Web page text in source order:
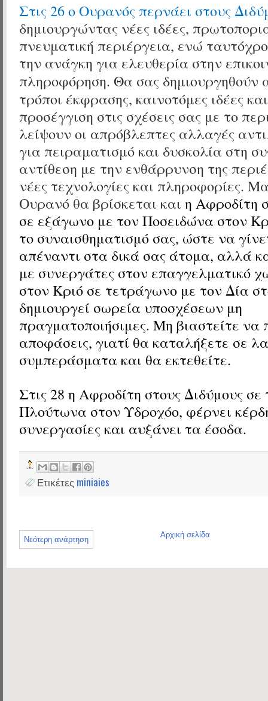
Στις 26 ο Ουρανός περνάει στους
δημιουργώντας νέες ιδέες,
πνευματική περιέργεια, ενώ
την ανάγκη για ελευθερία στην
πληροφόρηση. Θα σας δημιουργηθούν
τρόποι έκφρασης, καινοτόμες ιδέες
προσέγγιση στις σχέσεις σας με το
λείψουν οι απρόβλεπτες αλλαγές
για πειραματισμό και δυσκολία στη
αντίθεση με την ενθάρρυνση της
νέες τεχνολογίες και πληροφορίες.
Ουρανό θα βρίσκεται και η Αφροδίτη
σε εξάγωνο με τον Ποσειδώνα στον
το συναισθηματισμό σας, ώστε να
απέναντι στα δικά σας άτομα, αλλά
με συνεργάτες στον επαγγελματικό
στον Κριό σε τετράγωνο με τον Δία
δημιουργεί σωρεία υποσχέσεων μη
πραγματοποιήσιμες. Μη βιαστείτε να
αποφάσεις, γιατί θα καταλήξετε σε
συμπεράσματα και θα εκτεθείτε.
Στις 28 η Αφροδίτη στους Διδύμους σε
Πλούτωνα στον Υδροχόο, φέρνει
συνεργασίες και αυξάνει τα έσοδα.
Ετικέτες miniaies
Νεότερη ανάρτηση
Αρχική σελίδα